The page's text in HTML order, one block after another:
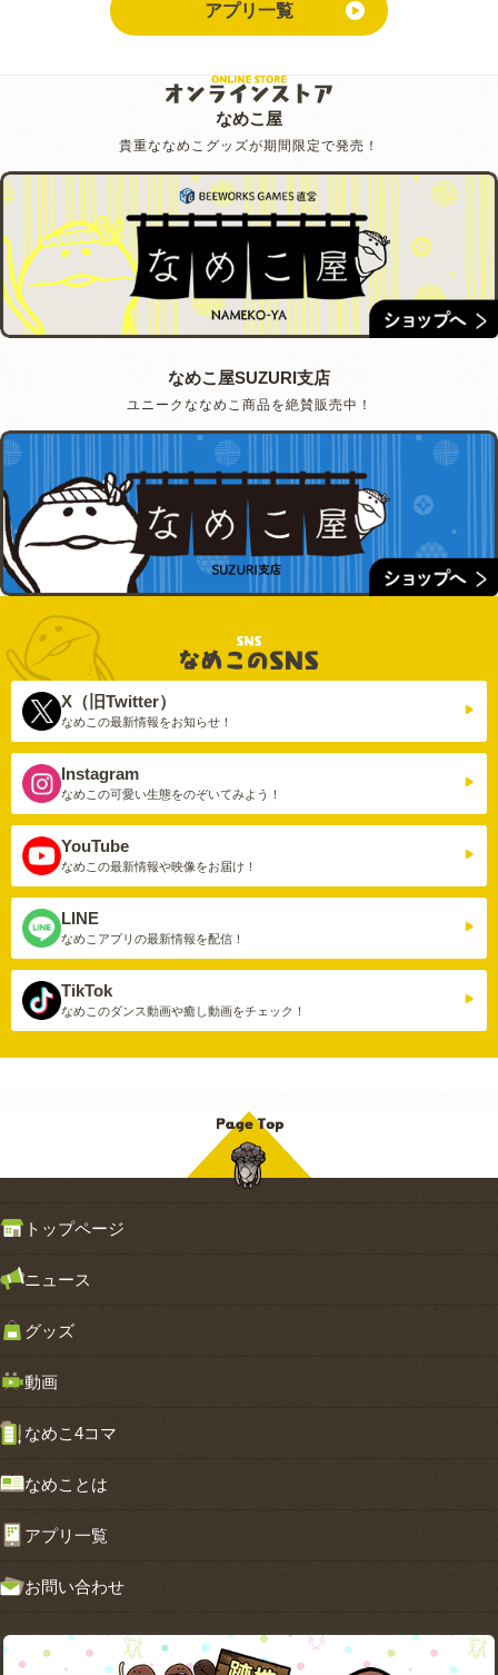
アプリ一覧
なめこ屋
貴重ななめこグッズが期間限定で発売！
なめこ屋SUZURI支店
ユニークななめこ商品を絶賛販売中！
X（旧Twitter）
なめこの最新情報をお知らせ！
Instagram
なめこの可愛い生態をのぞいてみよう！
YouTube
なめこの最新情報や映像をお届け！
LINE
なめこアプリの最新情報を配信！
TikTok
なめこのダンス動画や癒し動画をチェック！
トップページ
ニュース
グッズ
動画
なめこ4コマ
なめことは
アプリ一覧
お問い合わせ